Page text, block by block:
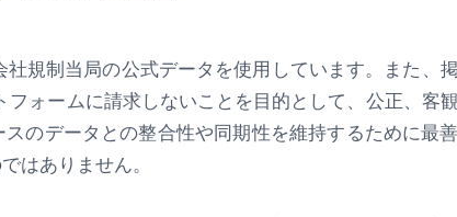
規制当局の公式データを使用しています。また、
ォームに請求しないことを目的として、公正、客
のデータとの整合性や同期性を維持するために最善
はありません。